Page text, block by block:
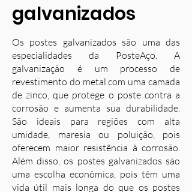
galvanizados
Os postes galvanizados são uma das
especialidades da PosteAço. A
galvanização é um processo de
revestimento do metal com uma camada
de zinco, que protege o poste contra a
corrosão e aumenta sua durabilidade.
São ideais para regiões com alta
umidade, maresia ou poluição, pois
oferecem maior resistência à corrosão.
Além disso, os postes galvanizados são
uma escolha econômica, pois têm uma
vida útil mais longa do que os postes